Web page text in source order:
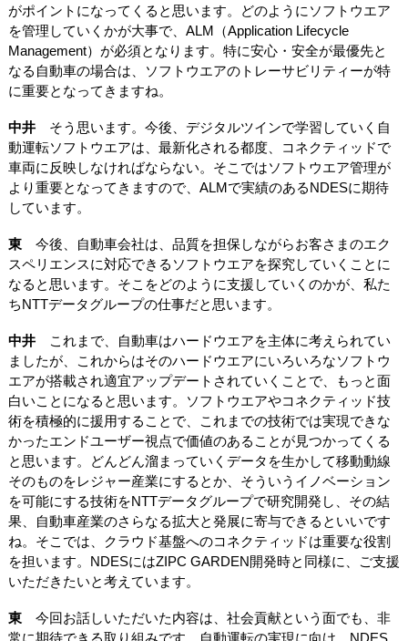
がポイントになってくると思います。どのようにソフトウエア
を管理していくかが大事で、ALM（Application Lifecycle
Management）が必須となります。特に安心・安全が最優先と
なる自動車の場合は、ソフトウエアのトレーサビリティーが特
に重要となってきますね。
中井そう思います。今後、デジタルツインで学習していく自
動運転ソフトウエアは、最新化される都度、コネクティッドで
車両に反映しなければならない。そこではソフトウエア管理が
より重要となってきますので、ALMで実績のあるNDESに期待
しています。
東今後、自動車会社は、品質を担保しながらお客さまのエク
スペリエンスに対応できるソフトウエアを探究していくことに
なると思います。そこをどのように支援していくのかが、私た
ちNTTデータグループの仕事だと思います。
中井これまで、自動車はハードウエアを主体に考えられてい
ましたが、これからはそのハードウエアにいろいろなソフトウ
エアが搭載され適宜アップデートされていくことで、もっと面
白いことになると思います。ソフトウエアやコネクティッド技
術を積極的に援用することで、これまでの技術では実現できな
かったエンドユーザー視点で価値のあることが見つかってくる
と思います。どんどん溜まっていくデータを生かして移動動線
そのものをレジャー産業にするとか、そういうイノベーション
を可能にする技術をNTTデータグループで研究開発し、その結
果、自動車産業のさらなる拡大と発展に寄与できるといいです
ね。そこでは、クラウド基盤へのコネクティッドは重要な役割
を担います。NDESにはZIPC GARDEN開発時と同様に、ご支援
いただきたいと考えています。
東今回お話しいただいた内容は、社会貢献という面でも、非